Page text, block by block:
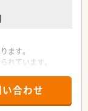
ージの変化に合わ
ます。
ています。
方、長く腰を据え
合わせ